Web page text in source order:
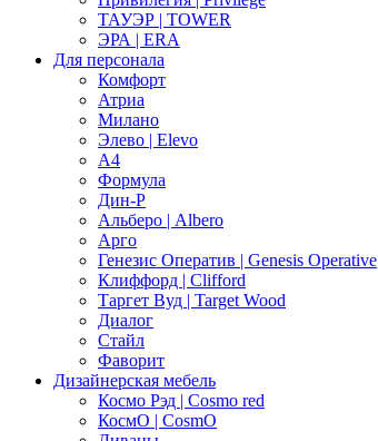
ТАУЭР | TOWER
ЭРА | ERA
Для персонала
Комфорт
Атриа
Милано
Элево | Elevo
А4
Формула
Дин-Р
Альберо | Albero
Арго
Генезис Оператив | Genesis Operative
Клиффорд | Clifford
Таргет Вуд | Target Wood
Диалог
Стайл
Фаворит
Дизайнерская мебель
Космо Рэд | Cosmo red
КосмО | CosmO